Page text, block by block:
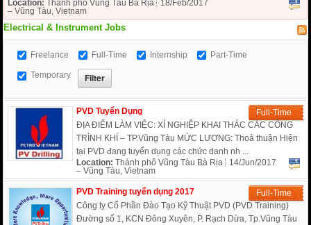
Location: Thành phố Vũng Tàu Bà Rịa
– Vũng Tàu, Vietnam
18/Feb/2017
Electrical & Instrument Jobs
Freelance Full-Time Internship Part-Time
Temporary
PVD Tuyển Dụng
Full-Time
ĐỊA ĐIỂM LÀM VIỆC: XÍ NGHIỆP KHAI THÁC CÁC CÔNG
TRÌNH KHÍ – TP.Vũng Tàu MỨC LƯƠNG: Thoả thuận Hiện
tại PVD đang tuyển dụng các chức danh nh ...
Location:Thành phố Vũng Tàu Bà Rịa
– Vũng Tàu, Vietnam
14/Jun/2017
PVD Training tuyển dụng 2017
Full-Time
Công ty Cổ Phần Đào Tạo Kỹ Thuật PVD (PVD Training)
Đường số 1, KCN Đông Xuyên, P. Rạch Dừa, Tp.Vũng Tàu